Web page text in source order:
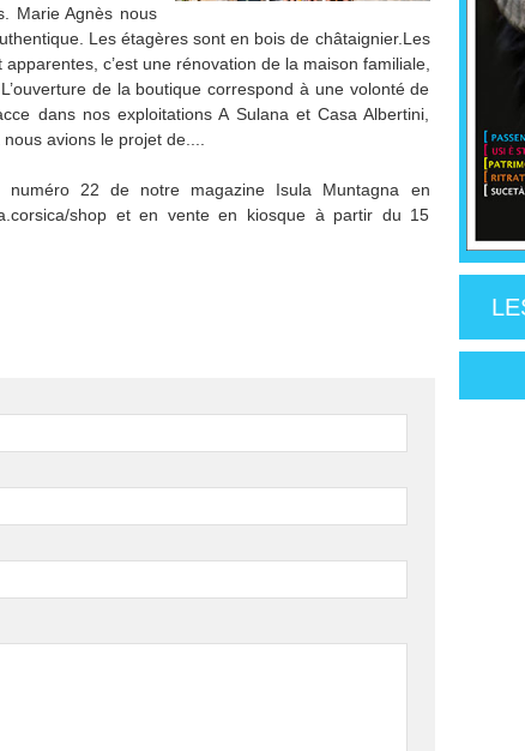
Marie Agnès nous
Les étagères sont en bois de châtaignier.Les
c’est une rénovation de la maison familiale,
de la boutique correspond à une volonté de
dans nos exploitations A Sulana et Casa Albertini,
avions le projet de....
22 de notre magazine Isula Muntagna en
shop et en vente en kiosque à partir du 15